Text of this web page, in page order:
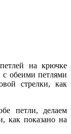
на крючке
обеими петлями
стрелки, как
петли, делаем
как показано на